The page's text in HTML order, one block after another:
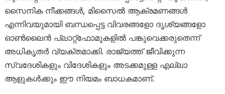
സൈനിക നീക്കങ്ങൾ, മിസൈൽ ആക്രമണങ്ങൾ
എന്നിവയുമായി ബന്ധപ്പെട്ട വിവരങ്ങളോ ദൃശ്യങ്ങളോ
ഓൺലൈൻ പ്ലാറ്റ്‌ഫോമുകളിൽ പങ്കുവെക്കരുതെന്ന്
അധികൃതർ വ്യക്തമാക്കി. രാജ്യത്ത് ജീവിക്കുന്ന
സ്വദേശികളും വിദേശികളും അടക്കമുള്ള എല്ലാ
ആളുകൾക്കും ഈ നിയമം ബാധകമാണ്.